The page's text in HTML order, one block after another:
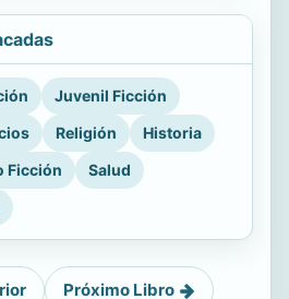
Juvenil Ficción
Religión
Historia
Ficción
Salud
Próximo Libro